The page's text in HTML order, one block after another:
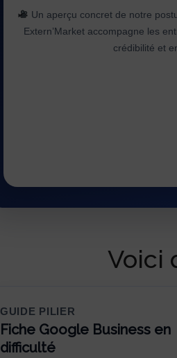
Un aperçu concret de notre
Extern’Market accompagne les
crédibilité et
Voici
GUIDE PILIER
Fiche Google Business en
difficulté